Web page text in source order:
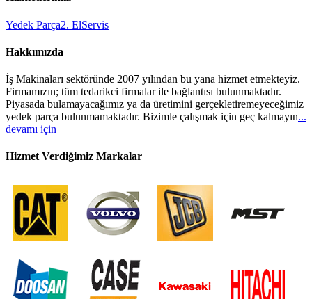
Yedek Parça2. ElServis
Hakkımızda
İş Makinaları sektöründe 2007 yılından bu yana hizmet etmekteyiz.
Firmamızın; tüm tedarikci firmalar ile bağlantısı bulunmaktadır.
Piyasada bulamayacağımız ya da üretimini gerçekletiremeyeceğimiz
yedek parça bulunmamaktadır. Bizimle çalışmak için geç kalmayın...
devamı için
Hizmet Verdiğimiz Markalar